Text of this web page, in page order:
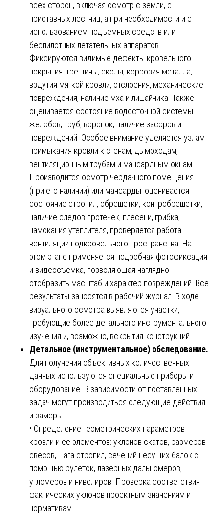
всех сторон, включая осмотр с земли, с
приставных лестниц, а при необходимости и с
использованием подъемных средств или
беспилотных летательных аппаратов.
Фиксируются видимые дефекты кровельного
покрытия: трещины, сколы, коррозия металла,
вздутия мягкой кровли, отслоения, механические
повреждения, наличие мха и лишайника. Также
оценивается состояние водосточной системы:
желобов, труб, воронок, наличие засоров и
повреждений. Особое внимание уделяется узлам
примыкания кровли к стенам, дымоходам,
вентиляционным трубам и мансардным окнам.
Производится осмотр чердачного помещения
(при его наличии) или мансарды: оценивается
состояние стропил, обрешетки, контробрешетки,
наличие следов протечек, плесени, грибка,
намокания утеплителя, проверяется работа
вентиляции подкровельного пространства. На
этом этапе применяется подробная фотофиксация
и видеосъемка, позволяющая наглядно
отобразить масштаб и характер повреждений. Все
результаты заносятся в рабочий журнал. В ходе
визуального осмотра выявляются участки,
требующие более детального инструментального
изучения и, возможно, вскрытия конструкций.
Детальное (инструментальное) обследование.
Для получения объективных количественных
данных используются специальные приборы и
оборудование. В зависимости от поставленных
задач могут производиться следующие действия
и замеры:
• Определение геометрических параметров
кровли и ее элементов: уклонов скатов, размеров
свесов, шага стропил, сечений несущих балок с
помощью рулеток, лазерных дальномеров,
угломеров и нивелиров. Проверка соответствия
фактических уклонов проектным значениям и
нормативам.